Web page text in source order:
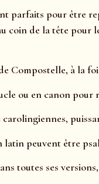
parfaits pour être
coin de la tête pour
Compostelle, à la
ou en canon pour
latin peuvent être
toutes ses